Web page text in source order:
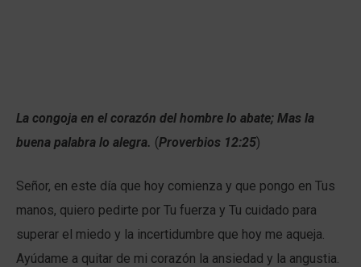
La congoja en el corazón del hombre lo abate; Mas la
buena palabra lo alegra. (Proverbios 12:25)
Señor, en este día que hoy comienza y que pongo en Tus
manos, quiero pedirte por Tu fuerza y Tu cuidado para
superar el miedo y la incertidumbre que hoy me aqueja.
Ayúdame a quitar de mi corazón la ansiedad y la angustia.